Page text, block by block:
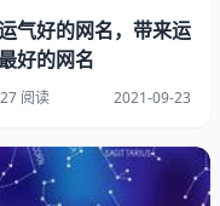
气好的网名，带来运
好的网名
27 阅读 2021-09-23